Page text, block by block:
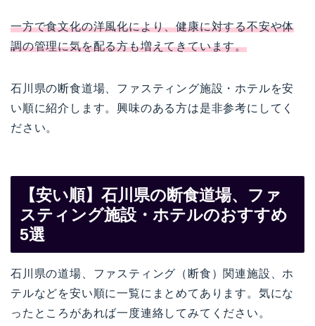
一方で食文化の洋風化により、健康に対する不安や体
調の管理に気を配る方も増えてきています。
石川県の断食道場、ファスティング施設・ホテルを安
い順に紹介します。興味のある方は是非参考にしてく
ださい。
【安い順】石川県の断食道場、ファ
スティング施設・ホテルのおすすめ
5選
石川県の道場、ファスティング（断食）関連施設、ホ
テルなどを安い順に一覧にまとめてあります。気にな
ったところがあれば一度連絡してみてください。